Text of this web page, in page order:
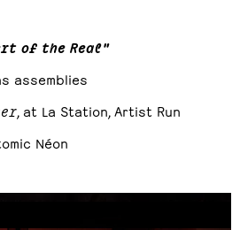
of the Real"
assemblies
, at La Station, Artist Run
Néon